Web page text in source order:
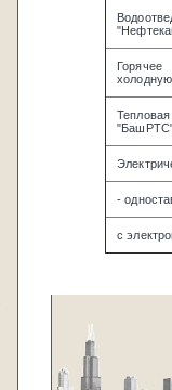
Горячее
-
с